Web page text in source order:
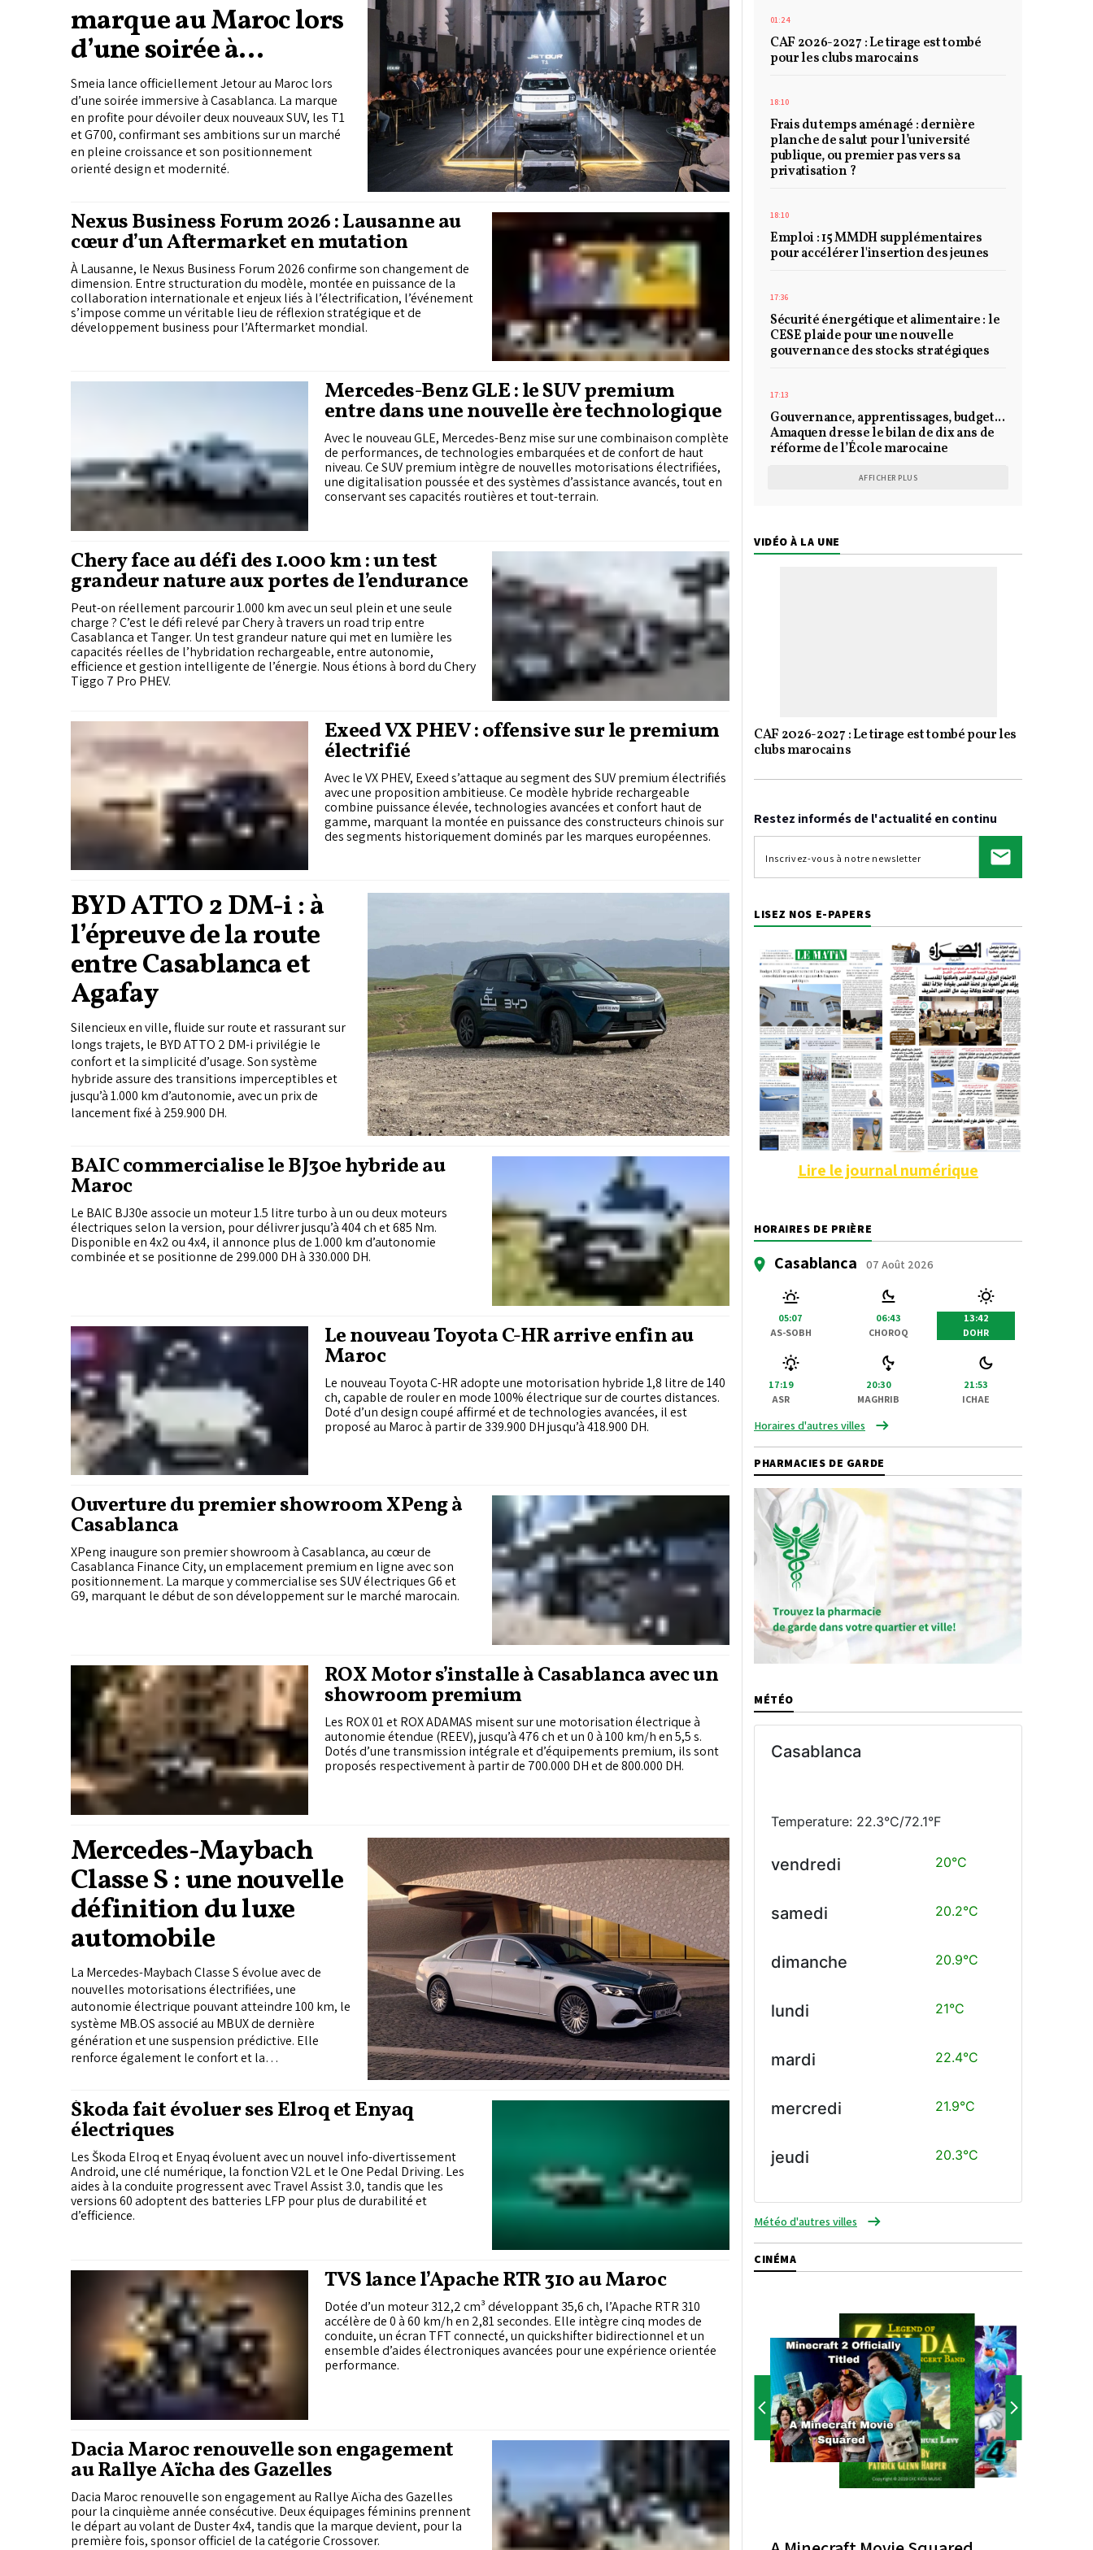
marque au Maroc lors
d’une soirée à
Casablanca
Smeia lance officiellement Jetour au Maroc lors
d’une soirée immersive à Casablanca. La marque
en profite pour dévoiler deux nouveaux SUV, les T1
et G700, confirmant ses ambitions sur un marché
en pleine croissance et son positionnement
orienté design et modernité.
Nexus Business Forum 2026 : Lausanne au
cœur d’un Aftermarket en mutation
À Lausanne, le Nexus Business Forum 2026 confirme son changement de
dimension. Entre structuration du modèle, montée en puissance de la
collaboration internationale et enjeux liés à l’électrification, l’événement
s’impose comme un véritable lieu de réflexion stratégique et de
développement business pour l’Aftermarket mondial.
Mercedes-Benz GLE : le SUV premium
entre dans une nouvelle ère technologique
Avec le nouveau GLE, Mercedes-Benz mise sur une combinaison complète
de performances, de technologies embarquées et de confort de haut
niveau. Ce SUV premium intègre de nouvelles motorisations électrifiées,
une digitalisation poussée et des systèmes d’assistance avancés, tout en
conservant ses capacités routières et tout-terrain.
Chery face au défi des 1.000 km : un test
grandeur nature aux portes de l’endurance
Peut-on réellement parcourir 1.000 km avec un seul plein et une seule
charge ? C’est le défi relevé par Chery à travers un road trip entre
Casablanca et Tanger. Un test grandeur nature qui met en lumière les
capacités réelles de l’hybridation rechargeable, entre autonomie,
efficience et gestion intelligente de l’énergie. Nous étions à bord du Chery
Tiggo 7 Pro PHEV.
Exeed VX PHEV : offensive sur le premium
électrifié
Avec le VX PHEV, Exeed s’attaque au segment des SUV premium électrifiés
avec une proposition ambitieuse. Ce modèle hybride rechargeable
combine puissance élevée, technologies avancées et confort haut de
gamme, marquant la montée en puissance des constructeurs chinois sur
des segments historiquement dominés par les marques européennes.
BYD ATTO 2 DM-i : à
l’épreuve de la route
entre Casablanca et
Agafay
Silencieux en ville, fluide sur route et rassurant sur
longs trajets, le BYD ATTO 2 DM-i privilégie le
confort et la simplicité d’usage. Son système
hybride assure des transitions imperceptibles et
jusqu’à 1.000 km d’autonomie, avec un prix de
lancement fixé à 259.900 DH.
BAIC commercialise le BJ30e hybride au
Maroc
Le BAIC BJ30e associe un moteur 1.5 litre turbo à un ou deux moteurs
électriques selon la version, pour délivrer jusqu’à 404 ch et 685 Nm.
Disponible en 4x2 ou 4x4, il annonce plus de 1.000 km d’autonomie
combinée et se positionne de 299.000 DH à 330.000 DH.
Le nouveau Toyota C-HR arrive enfin au
Maroc
Le nouveau Toyota C-HR adopte une motorisation hybride 1,8 litre de 140
ch, capable de rouler en mode 100% électrique sur de courtes distances.
Doté d’un design coupé affirmé et de technologies avancées, il est
proposé au Maroc à partir de 339.900 DH jusqu’à 418.900 DH.
Ouverture du premier showroom XPeng à
Casablanca
XPeng inaugure son premier showroom à Casablanca, au cœur de
Casablanca Finance City, un emplacement premium en ligne avec son
positionnement. La marque y commercialise ses SUV électriques G6 et
G9, marquant le début de son développement sur le marché marocain.
ROX Motor s’installe à Casablanca avec un
showroom premium
Les ROX 01 et ROX ADAMAS misent sur une motorisation électrique à
autonomie étendue (REEV), jusqu’à 476 ch et un 0 à 100 km/h en 5,5 s.
Dotés d’une transmission intégrale et d’équipements premium, ils sont
proposés respectivement à partir de 700.000 DH et de 800.000 DH.
Mercedes-Maybach
Classe S : une nouvelle
définition du luxe
automobile
La Mercedes-Maybach Classe S évolue avec de
nouvelles motorisations électrifiées, une
autonomie électrique pouvant atteindre 100 km, le
système MB.OS associé au MBUX de dernière
génération et une suspension prédictive. Elle
renforce également le confort et la
Škoda fait évoluer ses Elroq et Enyaq
électriques
Les Škoda Elroq et Enyaq évoluent avec un nouvel info-divertissement
Android, une clé numérique, la fonction V2L et le One Pedal Driving. Les
aides à la conduite progressent avec Travel Assist 3.0, tandis que les
versions 60 adoptent des batteries LFP pour plus de durabilité et
d’efficience.
TVS lance l’Apache RTR 310 au Maroc
Dotée d’un moteur 312,2 cm³ développant 35,6 ch, l’Apache RTR 310
accélère de 0 à 60 km/h en 2,81 secondes. Elle intègre cinq modes de
conduite, un écran TFT connecté, un quickshifter bidirectionnel et un
ensemble d’aides électroniques avancées pour une expérience orientée
performance.
Dacia Maroc renouvelle son engagement
au Rallye Aïcha des Gazelles
Dacia Maroc renouvelle son engagement au Rallye Aïcha des Gazelles
pour la cinquième année consécutive. Deux équipages féminins prennent
le départ au volant de Duster 4x4, tandis que la marque devient, pour la
première fois, sponsor officiel de la catégorie Crossover.
01:24
CAF 2026-2027 : Le tirage est tombé
pour les clubs marocains
18:10
Frais du temps aménagé : dernière
planche de salut pour l’université
publique, ou premier pas vers sa
privatisation ?
18:10
Emploi : 15 MMDH supplémentaires
pour accélérer l'insertion des jeunes
17:36
Sécurité énergétique et alimentaire : le
CESE plaide pour une nouvelle
gouvernance des stocks stratégiques
17:13
Gouvernance, apprentissages, budget...
Amaquen dresse le bilan de dix ans de
réforme de l’École marocaine
AFFICHER PLUS
VIDÉO À LA UNE
CAF 2026-2027 : Le tirage est tombé pour les
clubs marocains
Restez informés de l'actualité en continu
LISEZ NOS E-PAPERS
Lire le journal numérique
HORAIRES DE PRIÈRE
Casablanca 07 Août 2026
05:07
AS-SOBH
06:43
CHOROQ
13:42
DOHR
17:19
ASR
20:30
MAGHRIB
21:53
ICHAE
Horaires d'autres villes
PHARMACIES DE GARDE
MÉTÉO
Casablanca
Temperature: 22.3°C/72.1°F
vendredi 20°C
samedi 20.2°C
dimanche 20.9°C
lundi 21°C
mardi 22.4°C
mercredi 21.9°C
jeudi 20.3°C
Météo d'autres villes
CINÉMA